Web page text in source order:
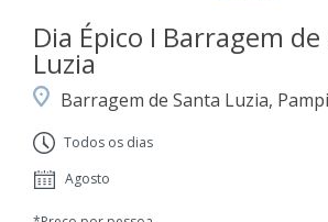
Dia Épico I Barragem de
Luzia
Barragem de Santa Luzia,
Todos os dias
Agosto